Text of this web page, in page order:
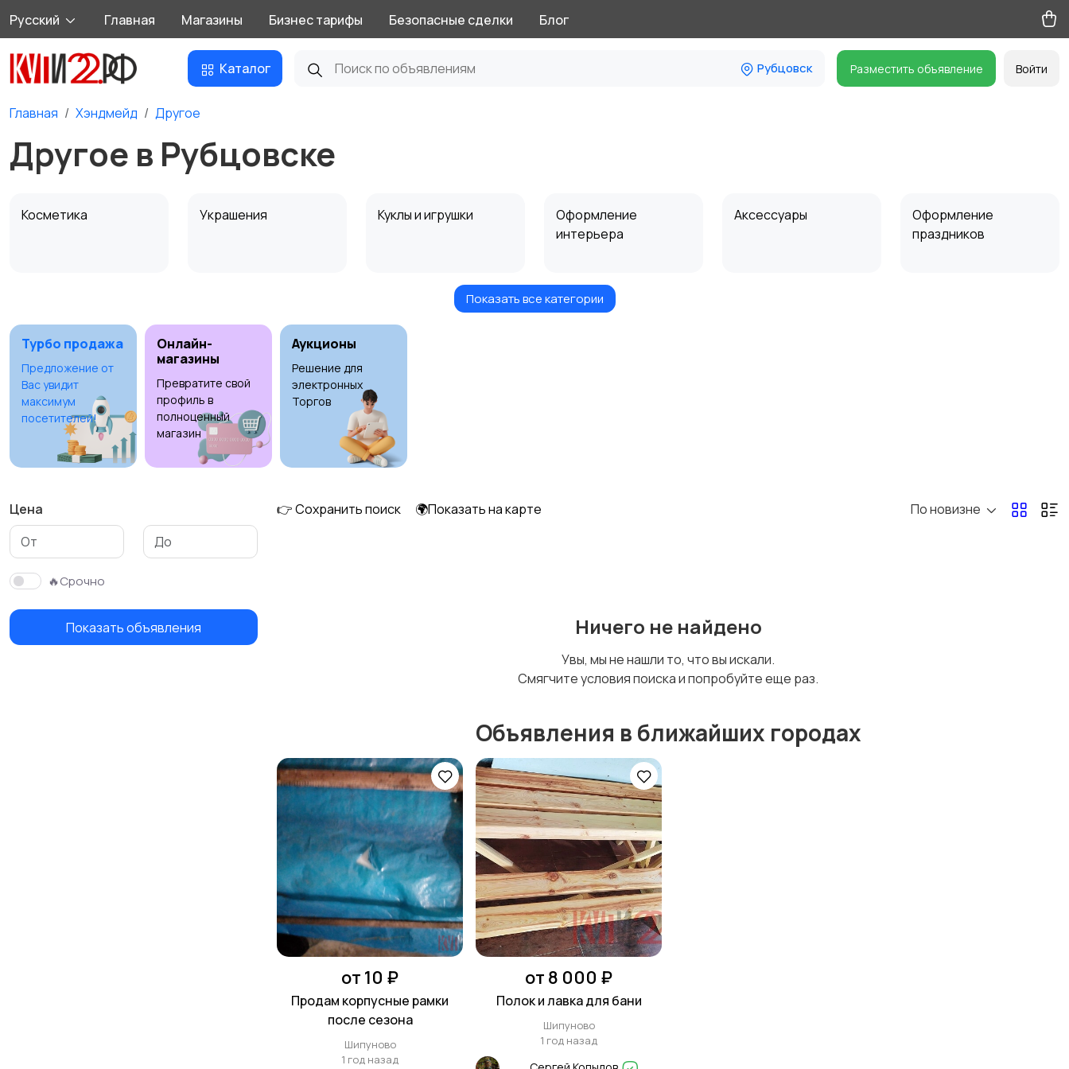
Русский Главная Магазины Бизнес тарифы Безопасные сделки Блог
Каталог Рубцовск Разместить объявление Войти
Главная Хэндмейд Другое
Другое в Рубцовске
Косметика Украшения Куклы и игрушки
Оформление
интерьера
Аксессуары
Оформление
праздников
Показать все категории
Турбо продажа
Предложение от
Вас увидит
максимум
посетителей!
Онлайн-
магазины
Превратите свой
профиль в
полноценный
магазин
Аукционы
Решение для
электронных
Торгов
Цена
🔥Срочно
Показать объявления
👉 Сохранить поиск 🌍Показать на карте По новизне
Ничего не найдено
Увы, мы не нашли то, что вы искали.
Смягчите условия поиска и попробуйте еще раз.
Объявления в ближайших городах
от 10 ₽
Продам корпусные рамки
после сезона
Шипуново
1 год назад
от 8 000 ₽
Полок и лавка для бани
Шипуново
1 год назад